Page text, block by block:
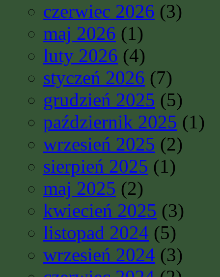
czerwiec 2026 (3)
maj 2026 (1)
luty 2026 (4)
styczeń 2026 (7)
grudzień 2025 (5)
październik 2025 (1)
wrzesień 2025 (2)
sierpień 2025 (1)
maj 2025 (2)
kwiecień 2025 (3)
listopad 2024 (5)
wrzesień 2024 (3)